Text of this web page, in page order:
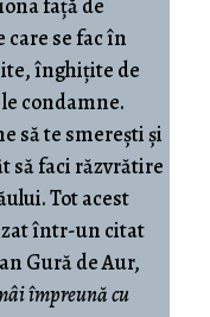
față de
care se fac în
înghițite de
condamne.
să te smerești și
să faci răzvrătire
Tot acest
într-un citat
Gură de Aur,
împreună cu